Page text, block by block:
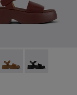
en cuir roses Pour
en cuir
001 - Sandales en
K201659-012 -
Tasha - K201659-
Tasha -